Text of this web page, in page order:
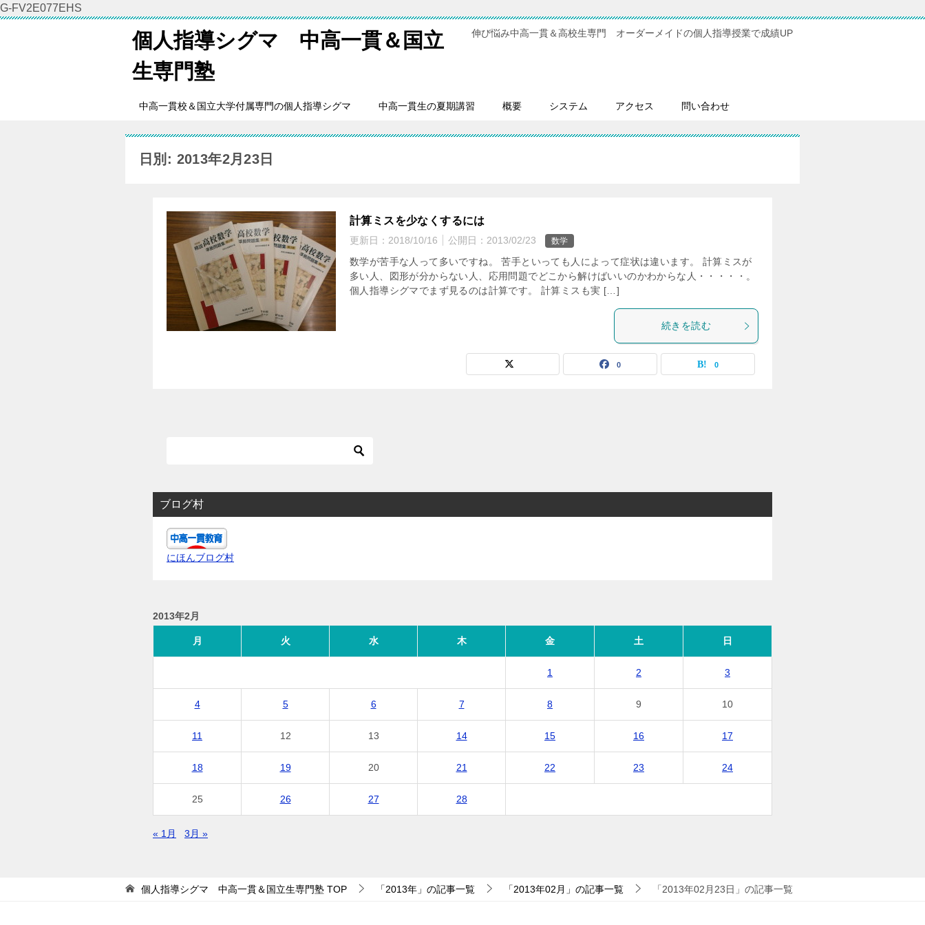
G-FV2E077EHS
個人指導シグマ 中高一貫＆国立
生専門塾
伸び悩み中高一貫＆高校生専門 オーダーメイドの個人指導授業で成績UP
中高一貫校＆国立大学付属専門の個人指導シグマ 中高一貫生の夏期講習 概要 システム アクセス 問い合わせ
日別: 2013年2月23日
計算ミスを少なくするには
更新日： 2018/10/16 公開日： 2013/02/23 数学
数学が苦手な人って多いですね。 苦手といっても人によって症状は違います。 計算ミスが
多い人、図形が分からない人、応用問題でどこから解けばいいのかわからな人・・・・・。
個人指導シグマでまず見るのは計算です。 計算ミスも実 […]
続きを読む
0 0
ブログ村
にほんブログ村
2013年2月
月 火 水 木 金 土 日
1 2 3
4 5 6 7 8 9 10
11 12 13 14 15 16 17
18 19 20 21 22 23 24
25 26 27 28
« 1月 3月 »
個人指導シグマ 中高一貫＆国立生専門塾 TOP 「2013年」の記事一覧 「2013年02月」の記事一覧 「2013年02月23日」の記事一覧